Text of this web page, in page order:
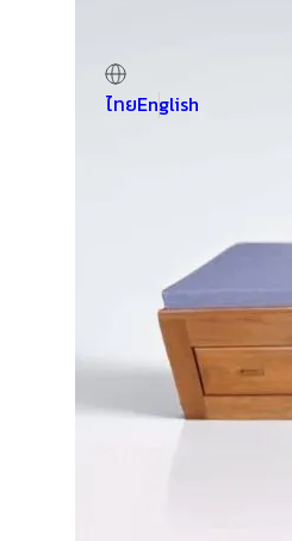
English
ไทย